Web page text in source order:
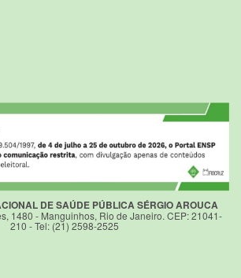
DE SAÚDE PÚBLICA SÉRGIO AROUCA
1480 - Manguinhos, Rio de Janeiro. CEP: 21041-
210 - Tel: (21) 2598-2525